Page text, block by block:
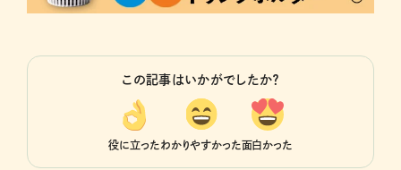
この記事はいかがでしたか？
役に立ったわかりやすかった面白かった